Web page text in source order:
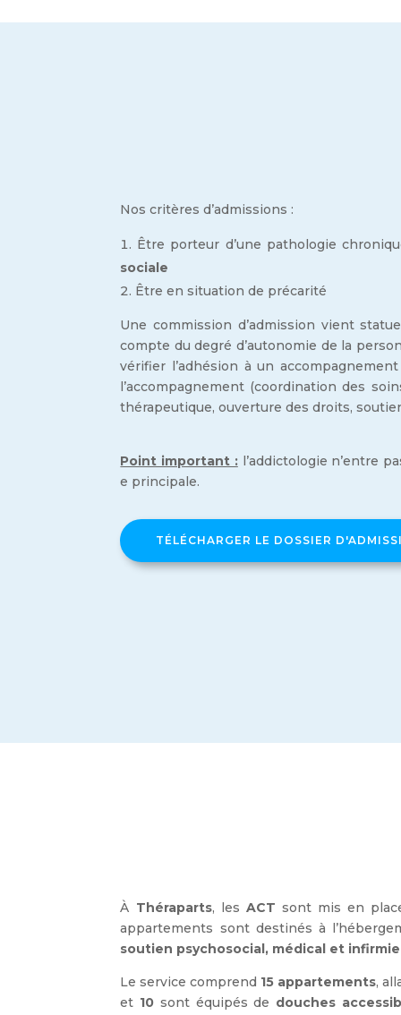
Nos critères d’admissions :
Être porteur d’une pathologie
sociale
Être en situation de précarité
Une commission d’admission vient
compte du degré d’autonomie de la
vérifier l’adhésion à un
l’accompagnement (coordination des
thérapeutique, ouverture des droits,
Point important :l’addictologie n’entre
e principale.
TÉLÉCHARGER LE DOSSIER
À Théraparts, les ACT sont mis en
appartements sont destinés à
soutien psychosocial, médical et
Le service comprend 15 appartements,
et 10 sont équipés de douches